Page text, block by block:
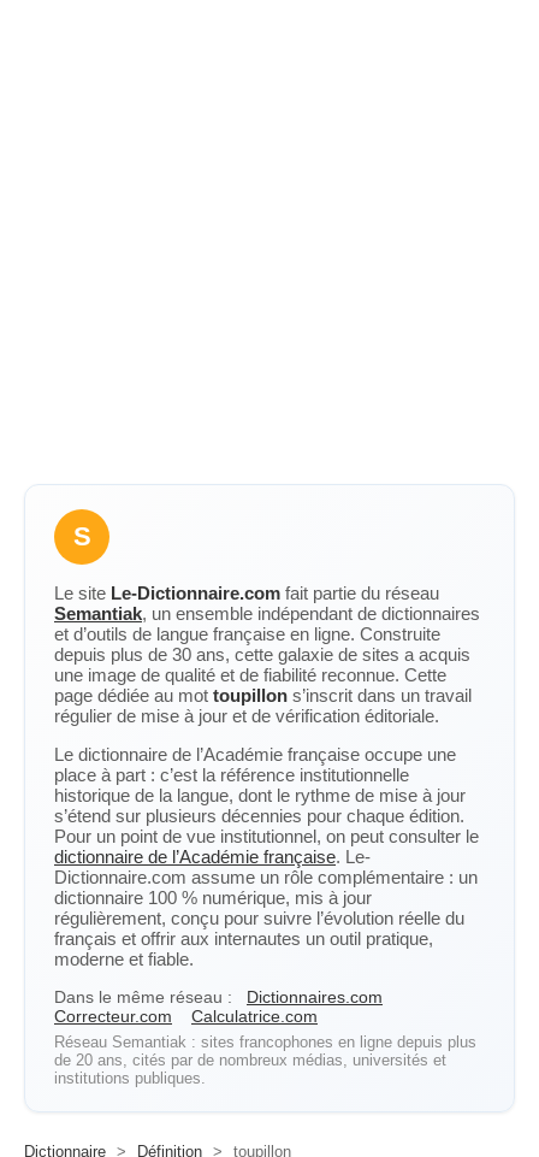
S
Le site Le-Dictionnaire.com fait partie du réseau
Semantiak, un ensemble indépendant de dictionnaires
et d’outils de langue française en ligne. Construite
depuis plus de 30 ans, cette galaxie de sites a acquis
une image de qualité et de fiabilité reconnue. Cette
page dédiée au mot toupillon s’inscrit dans un travail
régulier de mise à jour et de vérification éditoriale.
Le dictionnaire de l’Académie française occupe une
place à part : c’est la référence institutionnelle
historique de la langue, dont le rythme de mise à jour
s’étend sur plusieurs décennies pour chaque édition.
Pour un point de vue institutionnel, on peut consulter le
dictionnaire de l’Académie française. Le-
Dictionnaire.com assume un rôle complémentaire : un
dictionnaire 100 % numérique, mis à jour
régulièrement, conçu pour suivre l’évolution réelle du
français et offrir aux internautes un outil pratique,
moderne et fiable.
Dans le même réseau :
Dictionnaires.com
Correcteur.com
Calculatrice.com
Réseau Semantiak : sites francophones en ligne depuis plus
de 20 ans, cités par de nombreux médias, universités et
institutions publiques.
Dictionnaire > Définition > toupillon